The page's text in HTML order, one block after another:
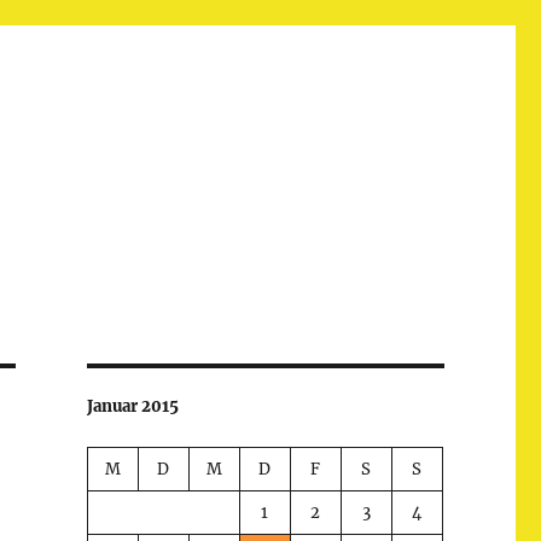
Januar 2015
M D M D F S S
1 2 3 4